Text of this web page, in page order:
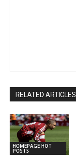
RELATED ARTICLES
HOMEPAGE HOT
POSTS